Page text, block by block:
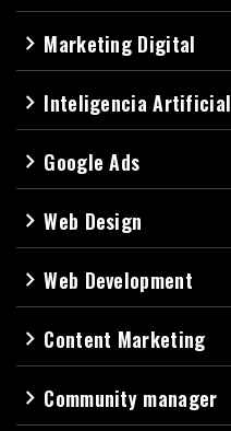
navigate_next Marketing Digital
navigate_next Inteligencia Artificial
navigate_next Google Ads
navigate_nextWeb Design
navigate_nextWeb Development
navigate_next Content Marketing
navigate_next Community manager